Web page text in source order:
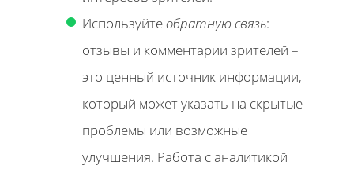
Используйтеобратную связь:
отзывы и комментарии зрителей –
это ценный источник информации,
который может указать на скрытые
проблемы или возможные
улучшения. Работа с аналитикой